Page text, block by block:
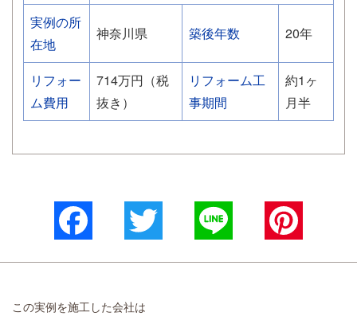
実例の所
在地
神奈川県 築後年数 20年
リフォー
ム費用
714万円（税
抜き）
リフォーム工
事期間
約1ヶ
月半
Facebook
この実例を施工した会社は